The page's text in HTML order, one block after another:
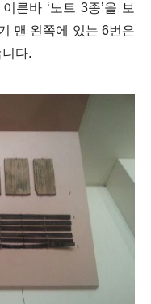
른바 ‘노트 3종’을 보
맨 왼쪽에 있는 6번은
다.